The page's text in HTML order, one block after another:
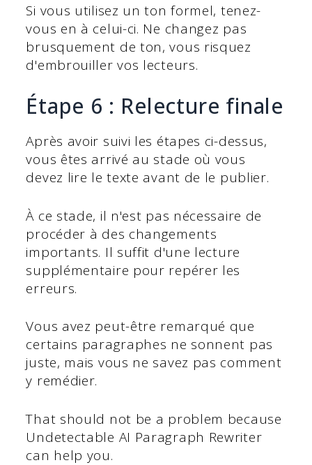
Si vous utilisez un ton formel, tenez-
vous en à celui-ci. Ne changez pas
brusquement de ton, vous risquez
d'embrouiller vos lecteurs.
Étape 6 : Relecture finale
Après avoir suivi les étapes ci-dessus,
vous êtes arrivé au stade où vous
devez lire le texte avant de le publier.
À ce stade, il n'est pas nécessaire de
procéder à des changements
importants. Il suffit d'une lecture
supplémentaire pour repérer les
erreurs.
Vous avez peut-être remarqué que
certains paragraphes ne sonnent pas
juste, mais vous ne savez pas comment
y remédier.
That should not be a problem because
Undetectable AI Paragraph Rewriter
can help you.